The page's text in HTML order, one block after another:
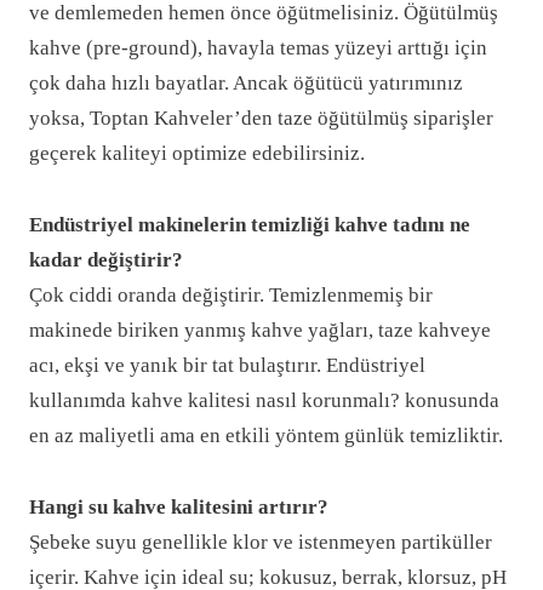
ve demlemeden hemen önce öğütmelisiniz. Öğütülmüş
kahve (pre-ground), havayla temas yüzeyi arttığı için
çok daha hızlı bayatlar. Ancak öğütücü yatırımınız
yoksa, Toptan Kahveler’den taze öğütülmüş siparişler
geçerek kaliteyi optimize edebilirsiniz.
Endüstriyel makinelerin temizliği kahve tadını ne
kadar değiştirir?
Çok ciddi oranda değiştirir. Temizlenmemiş bir
makinede biriken yanmış kahve yağları, taze kahveye
acı, ekşi ve yanık bir tat bulaştırır. Endüstriyel
kullanımda kahve kalitesi nasıl korunmalı? konusunda
en az maliyetli ama en etkili yöntem günlük temizliktir.
Hangi su kahve kalitesini artırır?
Şebeke suyu genellikle klor ve istenmeyen partiküller
içerir. Kahve için ideal su; kokusuz, berrak, klorsuz, pH